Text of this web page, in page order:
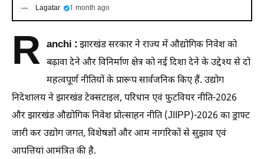
Lagatar 1 month ago
R anchi :झारखंड सरकार ने राज्य में औद्योगिक निवेश को
बढ़ावा देने और विनिर्माण क्षेत्र को नई दिशा देने के उद्देश्य से दो
महत्वपूर्ण नीतियों के प्रारूप सार्वजनिक किए हैं. उद्योग
निदेशालय ने झारखंड टेक्सटाइल, परिधान एवं फुटवियर नीति-2026
और झारखंड औद्योगिक निवेश प्रोत्साहन नीति (JIIPP)-2026 का ड्राफ्ट
जारी कर उद्योग जगत, विशेषज्ञों और आम नागरिकों से सुझाव एवं
आपत्तियां आमंत्रित की है.